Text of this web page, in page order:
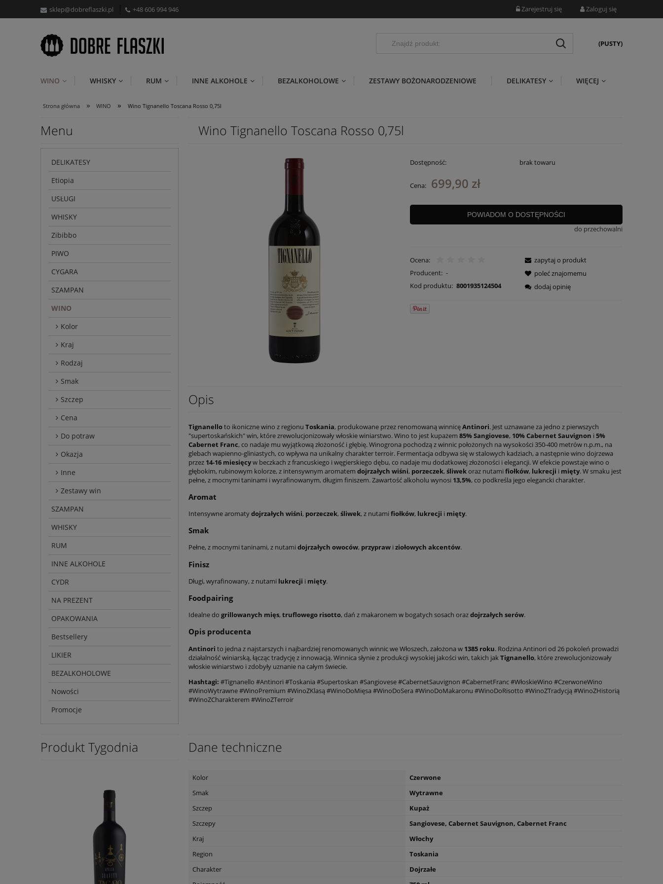
sklep@dobreflaszki.pl +48 606 994 946 Zarejestruj się Zaloguj się
(PUSTY)
WINO WHISKY RUM INNE ALKOHOLE BEZALKOHOLOWE ZESTAWY BOŻONARODZENIOWE DELIKATESY WIĘCEJ
Strona główna » WINO » Wino Tignanello Toscana Rosso 0,75l
Menu
DELIKATESY
Etiopia
USŁUGI
WHISKY
Zibibbo
PIWO
CYGARA
SZAMPAN
WINO
Kolor
Kraj
Rodzaj
Smak
Szczep
Cena
Do potraw
Okazja
Inne
Zestawy win
SZAMPAN
WHISKY
RUM
INNE ALKOHOLE
CYDR
NA PREZENT
OPAKOWANIA
Bestsellery
LIKIER
BEZALKOHOLOWE
Nowości
Promocje
Produkt Tygodnia
Wino Tignanello Toscana Rosso 0,75l
Dostępność: brak towaru
Cena: 699,90 zł
POWIADOM O DOSTĘPNOŚCI
do przechowalni
Ocena:
Producent: -
Kod produktu: 8001935124504
zapytaj o produkt
poleć znajomemu
dodaj opinię
Opis
Tignanelloto ikoniczne wino z regionu Toskania, produkowane przez renomowaną winnicęAntinori. Jest uznawane za jedno z pierwszych
"supertoskańskich" win, które zrewolucjonizowały włoskie winiarstwo. Wino to jest kupażem 85% Sangiovese, 10% Cabernet Sauvignon i 5%
Cabernet Franc, co nadaje mu wyjątkową złożoność i głębię. Winogrona pochodzą z winnic położonych na wysokości 350-400 metrów n.p.m., na
glebach wapienno-gliniastych, co wpływa na unikalny charakter terroir. Fermentacja odbywa się w stalowych kadziach, a następnie wino dojrzewa
przez 14-16 miesięcyw beczkach z francuskiego i węgierskiego dębu, co nadaje mu dodatkowej złożoności i elegancji. W efekcie powstaje wino o
głębokim, rubinowym kolorze, z intensywnym aromatem dojrzałych wiśni, porzeczek, śliwekoraz nutami fiołków, lukrecji i mięty. W smaku jest
pełne, z mocnymi taninami i wyrafinowanym, długim finiszem. Zawartość alkoholu wynosi 13,5%, co podkreśla jego elegancki charakter.
Aromat
Intensywne aromatydojrzałych wiśni, porzeczek, śliwek, z nutami fiołków, lukrecji i mięty.
Smak
Pełne, z mocnymi taninami, z nutami dojrzałych owoców, przypraw i ziołowych akcentów.
Finisz
Długi, wyrafinowany, z nutami lukrecji i mięty.
Foodpairing
Idealne do grillowanych mięs, truflowego risotto, dań z makaronem w bogatych sosach orazdojrzałych serów.
Opis producenta
Antinori to jedna z najstarszych i najbardziej renomowanych winnic we Włoszech, założona w 1385 roku. Rodzina Antinori od 26 pokoleń prowadzi
działalność winiarską, łącząc tradycję z innowacją. Winnica słynie z produkcji wysokiej jakości win, takich jakTignanello, które zrewolucjonizowały
włoskie winiarstwo i zdobyły uznanie na całym świecie.
Hashtagi: #Tignanello #Antinori #Toskania #Supertoskan #Sangiovese #CabernetSauvignon #CabernetFranc #WłoskieWino #CzerwoneWino
#WinoWytrawne #WinoPremium #WinoZKlasą #WinoDoMięsa #WinoDoSera #WinoDoMakaronu #WinoDoRisotto #WinoZTradycją #WinoZHistorią
#WinoZCharakterem #WinoZTerroir
Dane techniczne
Kolor
Czerwone
Smak
Wytrawne
Szczep
Kupaż
Szczepy
Sangiovese, Cabernet Sauvignon, Cabernet Franc
Kraj
Włochy
Region
Toskania
Charakter
Dojrzałe